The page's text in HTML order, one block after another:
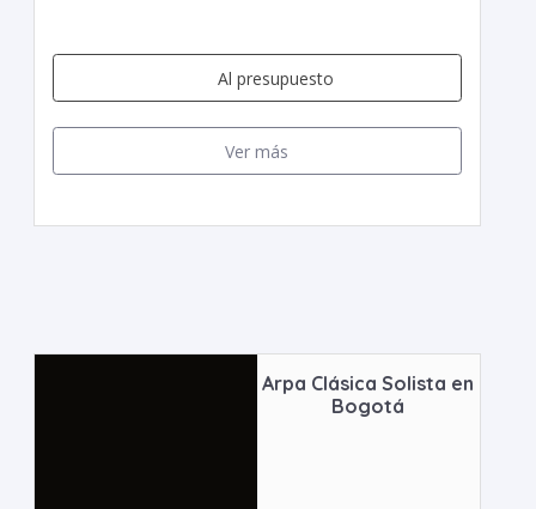
Al presupuesto
Ver más
Arpa Clásica Solista en
Bogotá